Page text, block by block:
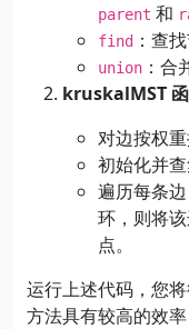
parent 和
find ：查
union ：合
kruskalMST
对边按权重
初始化并查
遍历每条
环，则将
点。
运行上述代码，您
方法具有较高的效